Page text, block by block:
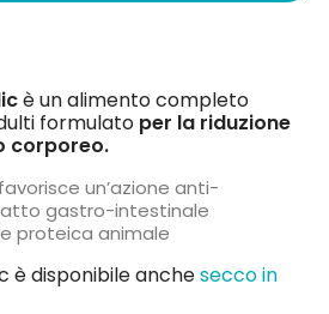
è un alimento completo
formulato per la riduzione
corporeo.
un’azione anti-
gastro-intestinale
proteica animale
è disponibile anchesecco in